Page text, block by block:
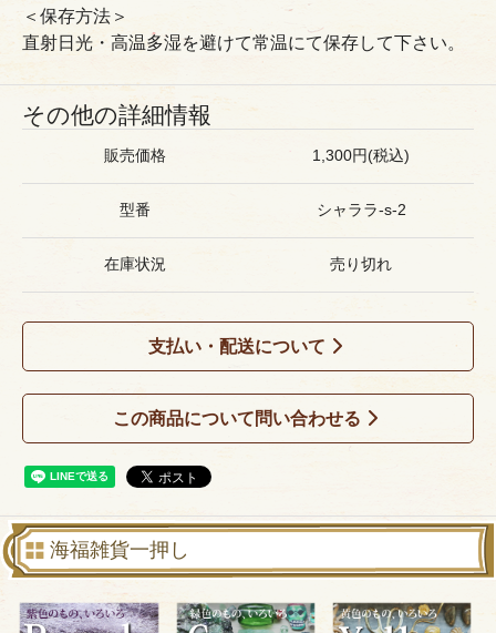
＜保存方法＞
直射日光・高温多湿を避けて常温にて保存して下さい。
その他の詳細情報
販売価格 1,300円(税込)
型番 シャララ-s-2
在庫状況 売り切れ
支払い・配送について
この商品について問い合わせる
海福雑貨一押し